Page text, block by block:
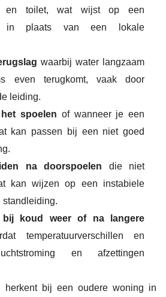
en toilet, wat wijst op een
in plaats van een lokale
waarbij water langzaam
even terugkomt, vaak door
leiding.
spoelen of wanneer je een
kan passen bij een niet goed
na doorspoelen die niet
kan wijzen op een instabiele
standleiding.
bij koud weer of na langere
temperatuurverschillen en
en afzettingen
bij een oudere woning in